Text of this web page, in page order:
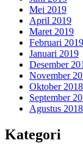
Mei 2019
April 2019
Maret 2019
Februari 2019
Januari 2019
Desember
November
Oktober 2018
September
Agustus 2018
Kategori